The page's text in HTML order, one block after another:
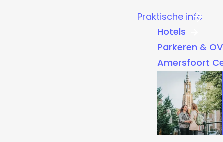
Praktische info
Hotels
Parkeren & OV
Amersfoort